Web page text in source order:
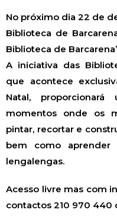
No próximo dia 22 de
Biblioteca de
Biblioteca de
A iniciativa das
que acontece
Natal,
momentos onde os
pintar, recortar e
bem como
lengalengas.
Acesso livre mas com
contactos 210 970 440